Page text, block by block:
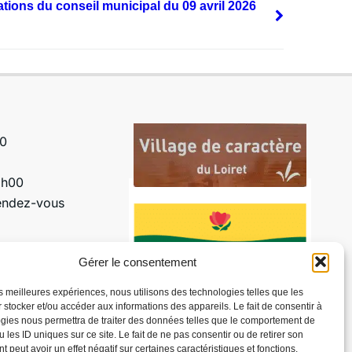
Gérer le consentement
meilleures expériences, nous utilisons des technologies telles que les
stocker et/ou accéder aux informations des appareils. Le fait de consentir à
nous permettra de traiter des données telles que le comportement de
les ID uniques sur ce site. Le fait de ne pas consentir ou de retirer son
peut avoir un effet négatif sur certaines caractéristiques et fonctions.
du conseil municipal du 09 avril 2026
vous
© 2025 - Site développé par Utopia 🚀